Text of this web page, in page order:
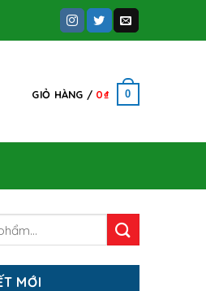
GIỎ HÀNG / 0₫ 0
MỚI